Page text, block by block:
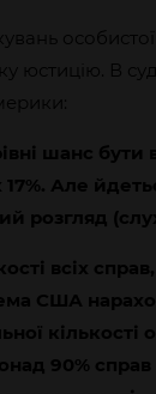
особистої
юстицію. В
шанс бути
Але
розгляд
всіх
США
кількості
90%